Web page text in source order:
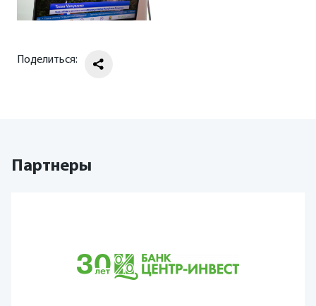
Поделиться:
Партнеры